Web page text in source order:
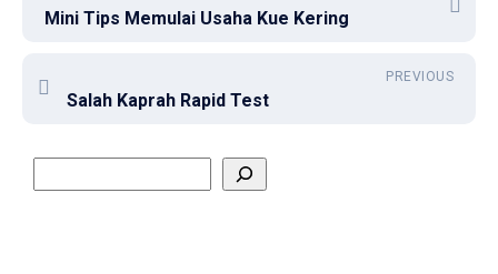
Mini Tips Memulai Usaha Kue Kering
PREVIOUS
Salah Kaprah Rapid Test